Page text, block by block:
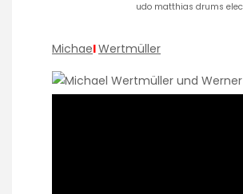
udo matthias drums
MichaelWertmüller